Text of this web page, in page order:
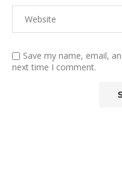
Save my name, email,
next time I comment.